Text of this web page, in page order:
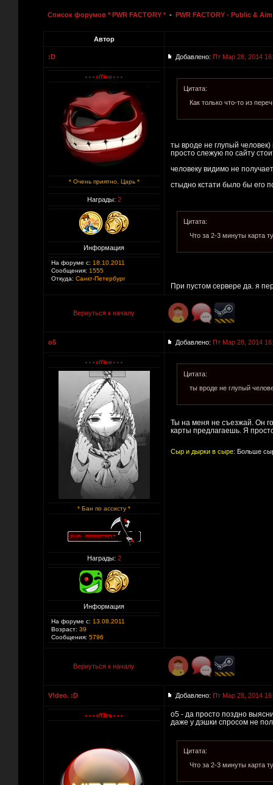
Список форумов * PWR FACTORY * - PWR FACTORY - Public &
Автор
:D Добавлено: Пт Мар 28, 2014
* Очень приятно, Царь *
Награды: 2
Информация
На форуме с: 18.10.2011
Сообщения: 1555
Откуда: Санкт-Петербург
Цитата:
Как только что-то из
ты вроде не глупый
просто слежую по сайту
человеку видимо не
стыдно кстати было бы его
Цитата:
Что за 2-3 минуты карта
При пустом сервере да. я
Вернуться к началу
o5 Добавлено: Пт Мар 28, 2014
* Бан по ассисту *
Награды: 2
Информация
На форуме с: 13.08.2011
Возраст: 39
Сообщения: 5796
Цитата:
ты вроде не глупый
Ты на меня не съезжай. Он
карты предлагаешь. Я
Сыр и дырки в сыре: Больше
Вернуться к началу
V!deo. :D Добавлено: Пт Мар 28, 2014
o5 - да просто поздно
даже у дэшки спросом не
Цитата:
Что за 2-3 минуты карта